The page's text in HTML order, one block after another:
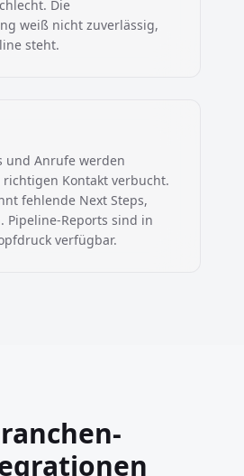
Die
weiß nicht zuverlässig,
steht.
und Anrufe werden
Kontakt verbucht.
fehlende Next Steps,
Pipeline-Reports sind in
verfügbar.